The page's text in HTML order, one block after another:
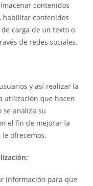
contenidos
habilitar contenidos
carga de un texto o
de redes sociales.
y así realizar la
utilización que hacen
se analiza su
el fin de mejorar la
ofrecemos.
información para que